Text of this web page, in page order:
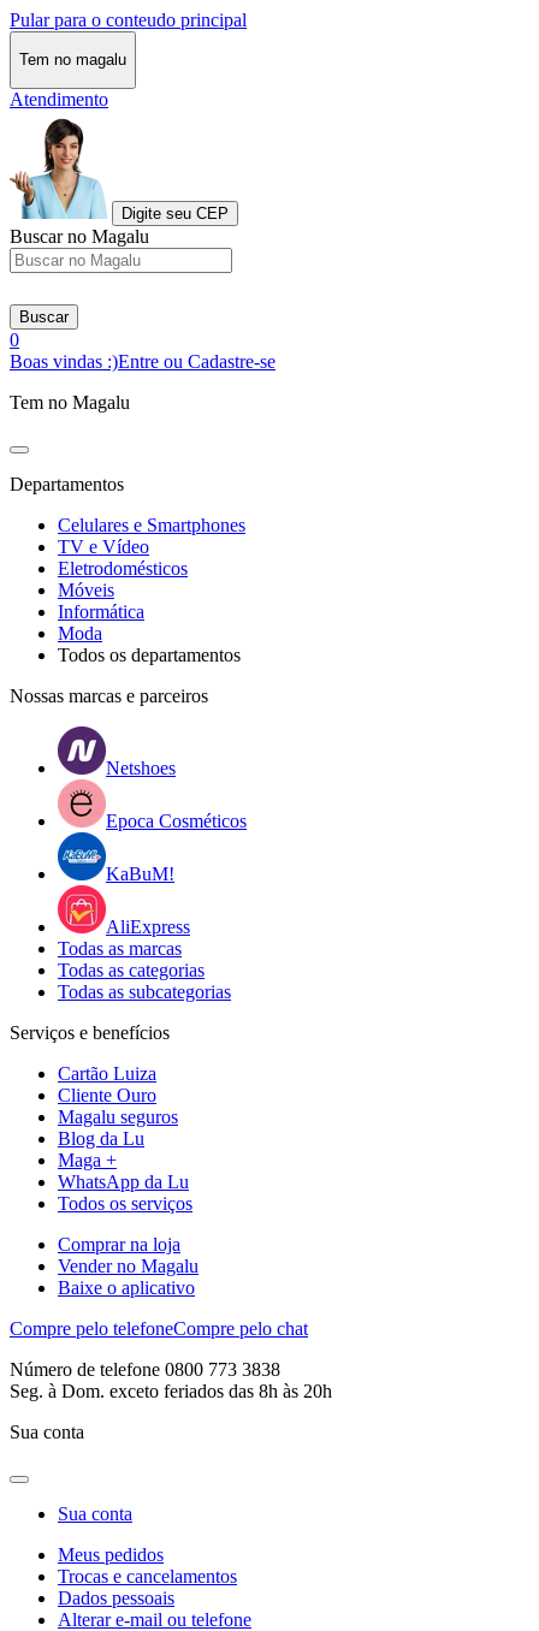
Pular para o conteudo principal
Tem no magalu
Atendimento
Digite seu CEP
Buscar no Magalu
Buscar
0
Boas vindas :)Entre ou Cadastre-se
Tem no Magalu
Departamentos
Celulares e Smartphones
TV e Vídeo
Eletrodomésticos
Móveis
Informática
Moda
Todos os departamentos
Nossas marcas e parceiros
Netshoes
Epoca Cosméticos
KaBuM!
AliExpress
Todas as marcas
Todas as categorias
Todas as subcategorias
Serviços e benefícios
Cartão Luiza
Cliente Ouro
Magalu seguros
Blog da Lu
Maga +
WhatsApp da Lu
Todos os serviços
Comprar na loja
Vender no Magalu
Baixe o aplicativo
Compre pelo telefoneCompre pelo chat
Número de telefone 0800 773 3838
Seg. à Dom. exceto feriados das 8h às 20h
Sua conta
Sua conta
Meus pedidos
Trocas e cancelamentos
Dados pessoais
Alterar e-mail ou telefone